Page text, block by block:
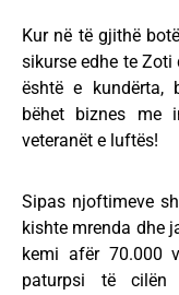
Kur në të gjithë
sikurse edhe te Zoti
është e kundërta,
bëhet biznes me
veteranët e luftës!
Sipas njoftimeve
kishte mrenda dhe
kemi afër 70.000
paturpsi të cilën